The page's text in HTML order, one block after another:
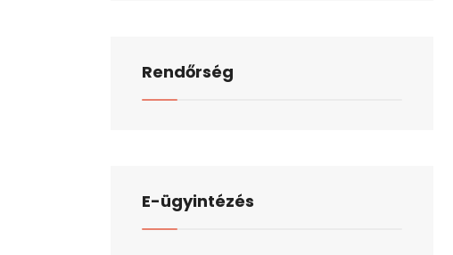
Rendőrség
E-ügyintézés